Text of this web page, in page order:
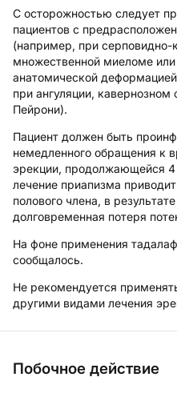
С осторожностью следует
пациентов с
(например, при серповидно-
множественной миеломе
анатомической
при ангуляции, кавернозном
Пейрони).
Пациент должен быть
немедленного обращения к
эрекции, продолжающейся
лечение приапизма
полового члена, в
долговременная потеря
На фоне применения
сообщалось.
Не рекомендуется
другими видами лечения
Побочное действие